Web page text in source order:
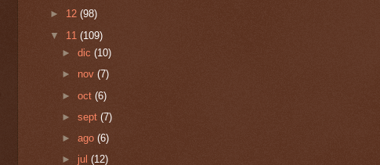
► 12 (98)
▼ 11 (109)
►dic(10)
► nov(7)
►oct(6)
►sept(7)
►ago(6)
► jul(12)